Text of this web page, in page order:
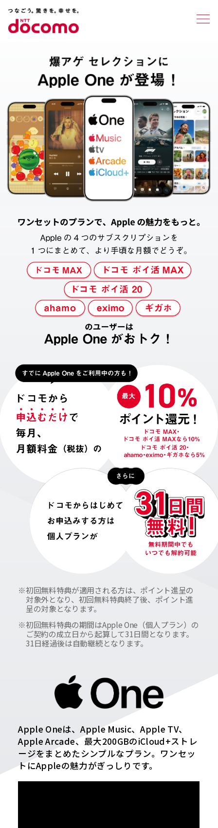
※初回無料特典が適用される方は、ポイント進呈の
対象外となり、初回無料特典終了後、ポイント進
呈の対象となります。
※初回無料特典の期間はApple One（個人プラン）の
ご契約の成立日から起算して31日間となります。
31日経過後は自動継続となります。
Apple Oneは、Apple Music、Apple TV、
Apple Arcade、最大200GBのiCloud+ストレ
ージをまとめたシンプルなプラン。ワンセッ
トにAppleの魅力がぎっしりです。